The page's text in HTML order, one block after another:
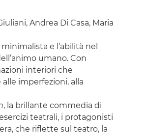
Andrea Di Casa, Maria
e l’abilità nel
umano. Con
interiori che
imperfezioni, alla
, la brillante commedia di
teatrali, i protagonisti
che riflette sul teatro, la